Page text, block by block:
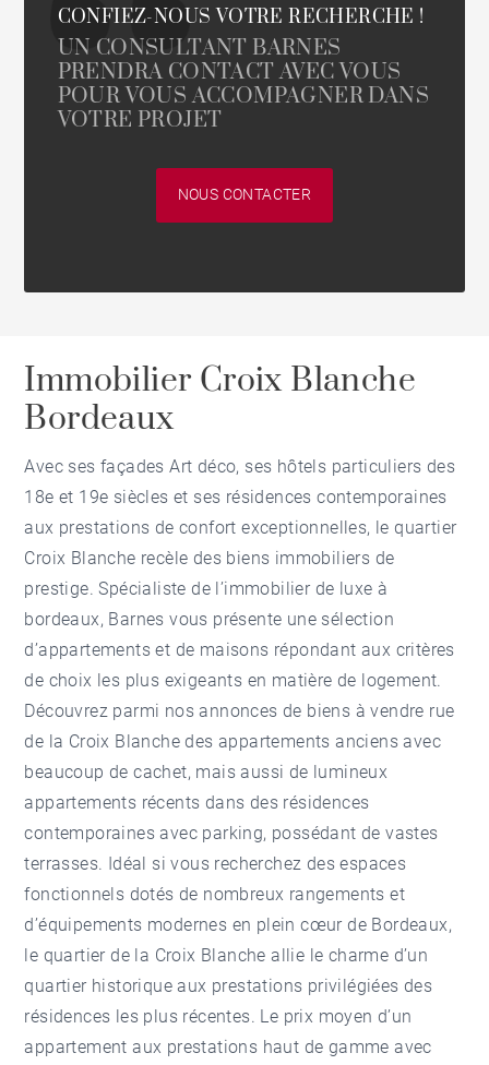
CONFIEZ-NOUS VOTRE RECHERCHE !
UN CONSULTANT BARNES
PRENDRA CONTACT AVEC VOUS
POUR VOUS ACCOMPAGNER DANS
VOTRE PROJET
NOUS CONTACTER
Immobilier Croix Blanche
Bordeaux
Avec ses façades Art déco, ses hôtels particuliers des
18e et 19e siècles et ses résidences contemporaines
aux prestations de confort exceptionnelles, lequartier
Croix Blanche recèle des biens immobiliers de
prestige. Spécialiste de l’immobilier de luxe à
bordeaux, Barnes vous présente une sélection
d’appartements et de maisons répondant aux critères
de choix les plus exigeants en matière de logement.
Découvrez parmi nos annonces de biens à vendre rue
de la Croix Blanche des appartements anciens avec
beaucoup de cachet, mais aussi de lumineux
appartements récents dans des résidences
contemporaines avec parking, possédant de vastes
terrasses. Idéal si vous recherchez des espaces
fonctionnels dotés de nombreux rangements et
d’équipements modernes en plein cœur de Bordeaux,
le quartier de la Croix Blanche allie le charme d’un
quartier historique aux prestations privilégiées des
résidences les plus récentes. Le prix moyen d’un
appartement aux prestations haut de gamme avec